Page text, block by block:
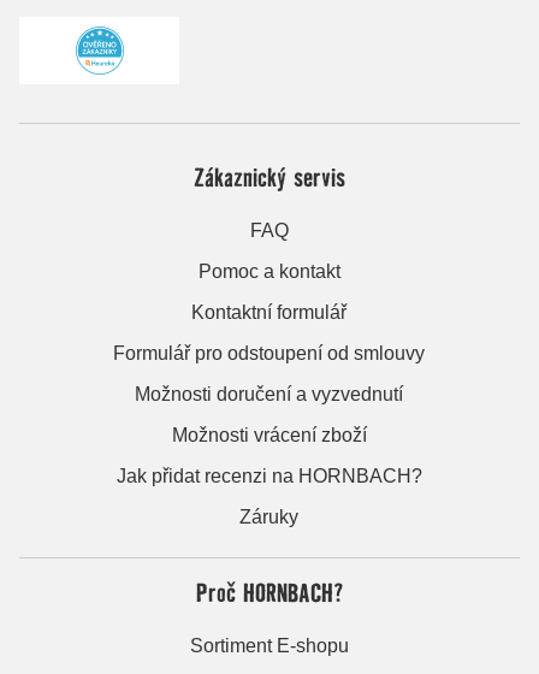
Zákaznický servis
FAQ
Pomoc a kontakt
Kontaktní formulář
Formulář pro odstoupení od smlouvy
Možnosti doručení a vyzvednutí
Možnosti vrácení zboží
Jak přidat recenzi na HORNBACH?
Záruky
Proč HORNBACH?
Sortiment E-shopu